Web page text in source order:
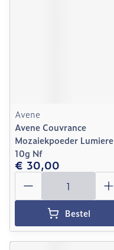
Avene
Avene Couvrance
Mozaiekpoeder Lumiere
10g Nf
€ 30,00
Aantal
Bestel